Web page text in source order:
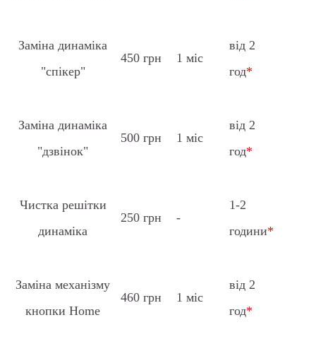
Заміна динаміка
"спікер"
450 грн 1 міс
від 2
год*
Заміна динаміка
"дзвінок"
500 грн 1 міс
від 2
год*
Чистка решітки
динаміка
250 грн -
1-2
години*
Заміна механізму
кнопки Home
460 грн 1 міс
від 2
год*